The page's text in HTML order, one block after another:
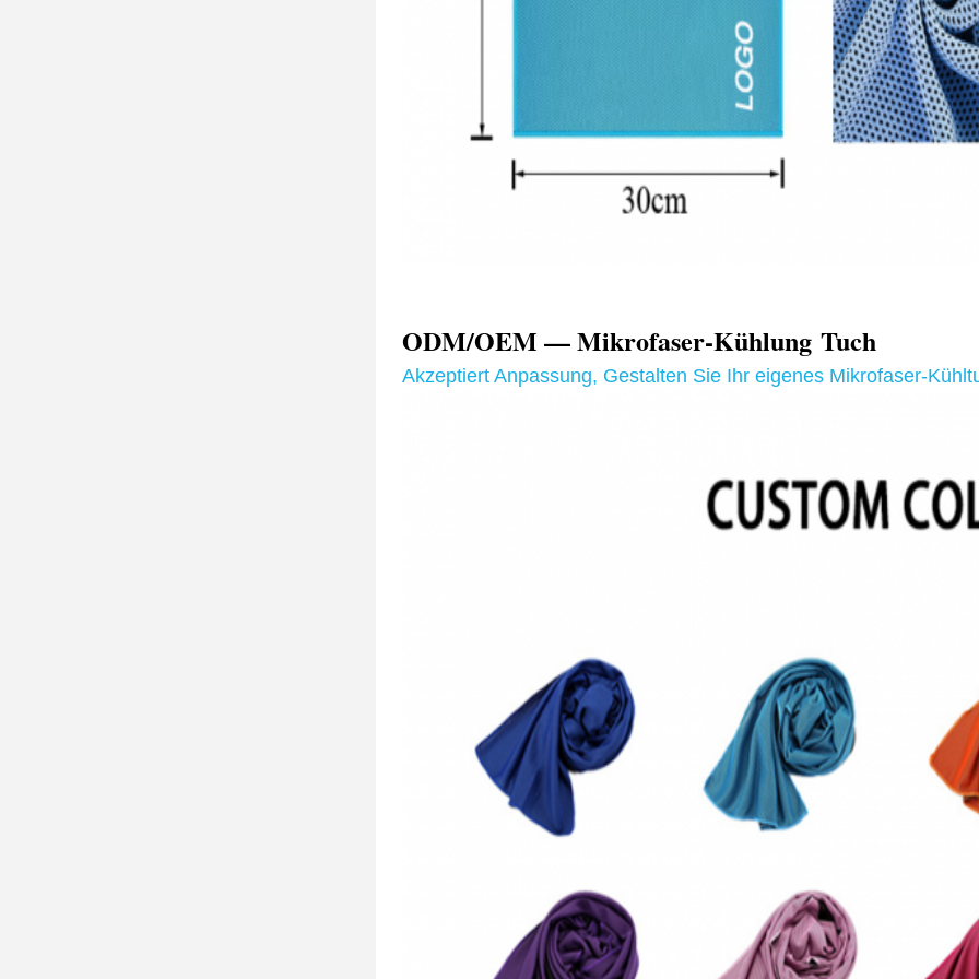
ODM/OEM — Mikrofaser-Kühlung Tuch
Akzeptiert Anpassung, Gestalten Sie Ihr eigenes Mikrofaser-